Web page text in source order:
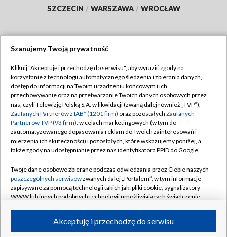
SZCZECIN / WARSZAWA / WROCŁAW
TVP
Abonament TVP
Emisja w TVP
Centrum informacji TVP
Naziemna Telewizja Cyfrowa
Rada Programowa
System NOS
Informacje o nadawcy
Program dla prasy
Regulamin TVP
Polityka prywatności
Moje zgody
Pomoc
Kontakt
Kanały
Szanujemy Twoją prywatność
Kliknij "Akceptuję i przechodzę do serwisu", aby wyrazić zgody na
korzystanie z technologii automatycznego śledzenia i zbierania danych,
dostęp do informacji na Twoim urządzeniu końcowym i ich
przechowywanie oraz na przetwarzanie Twoich danych osobowych przez
nas, czyli Telewizję Polską S.A. w likwidacji (zwaną dalej również „TVP”),
Zaufanych Partnerów z IAB* (1201 firm) oraz pozostałych Zaufanych
Partnerów TVP (93 firm), w celach marketingowych (w tym do
zautomatyzowanego dopasowania reklam do Twoich zainteresowań i
mierzenia ich skuteczności) i pozostałych, które wskazujemy poniżej, a
także zgody na udostępnianie przez nas identyfikatora PPID do Google.
Twoje dane osobowe zbierane podczas odwiedzania przez Ciebie naszych
poszczególnych serwisówzwanych dalej „Portalem”, w tym informacje
zapisywane za pomocą technologii takich jak: pliki cookie, sygnalizatory
WWW lub innych podobnych technologii umożliwiających świadczenie
ruchu w Internecie.Akceptuję i przechodzę do serwisu